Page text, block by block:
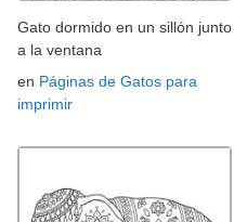
Gato dormido en un sillón junto
a la ventana
en Páginas de Gatos para
imprimir